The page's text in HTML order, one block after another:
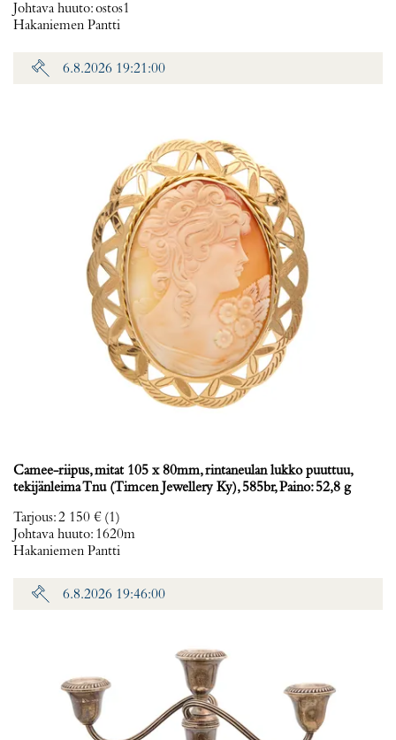
Johtava huuto:ostos1
Hakaniemen Pantti
6.8.2026 19:21:00
Camee-riipus, mitat 105 x 80mm, rintaneulan lukko puuttuu,
tekijänleima Tnu (Timcen Jewellery Ky), 585br, Paino: 52,8 g
Tarjous:2 150 € (1)
Johtava huuto: 1620m
Hakaniemen Pantti
6.8.2026 19:46:00